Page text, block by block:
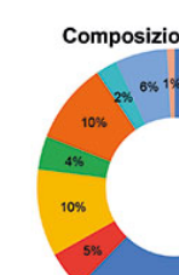
EDITORIALI